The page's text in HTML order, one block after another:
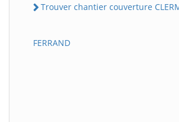
Trouver chantier couverture
FERRAND